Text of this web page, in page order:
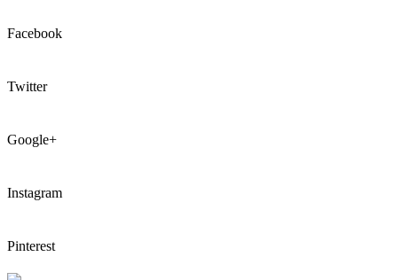
Facebook
Twitter
Google+
Instagram
Pinterest